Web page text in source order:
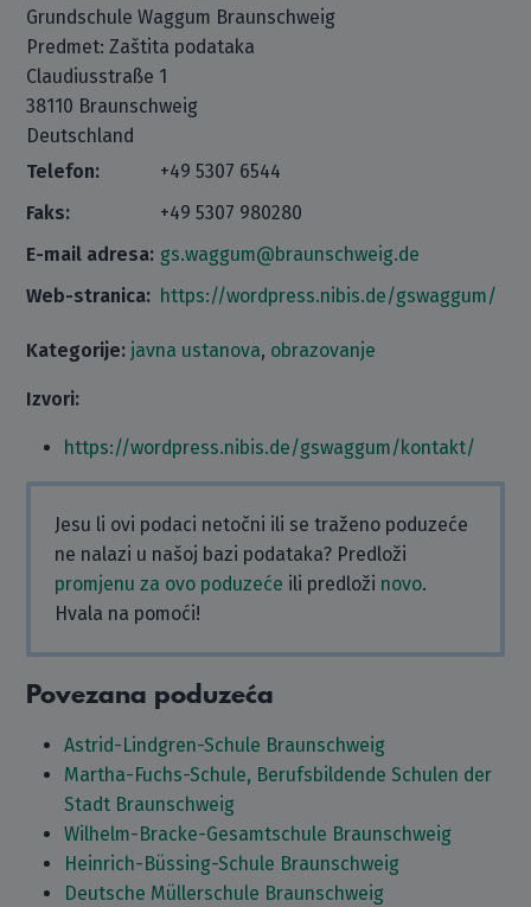
Grundschule Waggum Braunschweig
Predmet: Zaštita podataka
Claudiusstraße 1
38110 Braunschweig
Deutschland
Telefon:
+49 5307 6544
Faks:
+49 5307 980280
E-mail adresa: gs.waggum@braunschweig.de
Web-stranica: https://wordpress.nibis.de/gswaggum/
Kategorije: javna ustanova, obrazovanje
Izvori:
https://wordpress.nibis.de/gswaggum/kontakt/
Jesu li ovi podaci netočni ili se traženo poduzeće
ne nalazi u našoj bazi podataka? Predloži
promjenu za ovo poduzeće ili predloži novo.
Hvala na pomoći!
Povezana poduzeća
Astrid-Lindgren-Schule Braunschweig
Martha-Fuchs-Schule, Berufsbildende Schulen der
Stadt Braunschweig
Wilhelm-Bracke-Gesamtschule Braunschweig
Heinrich-Büssing-Schule Braunschweig
Deutsche Müllerschule Braunschweig